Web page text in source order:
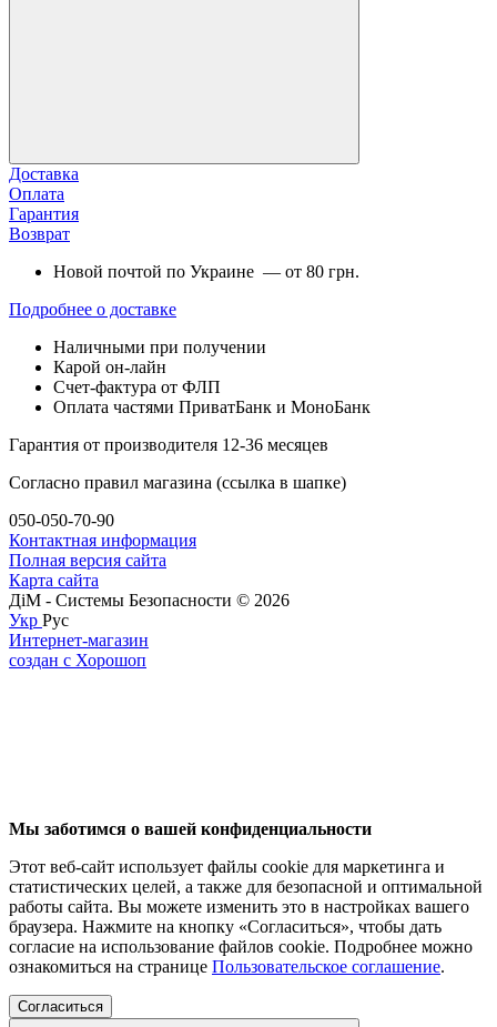
Доставка
Оплата
Гарантия
Возврат
Новой почтой по Украине — от 80 грн.
Подробнее о доставке
Наличными при получении
Карой он-лайн
Счет-фактура от ФЛП
Оплата частями ПриватБанк и МоноБанк
Гарантия от производителя 12-36 месяцев
Согласно правил магазина (ссылка в шапке)
050-050-70-90
Контактная информация
Полная версия сайта
Карта сайта
ДіМ - Системы Безопасности © 2026
Укр Рус
Интернет-магазин
создан с Хорошоп
Мы заботимся о вашей конфиденциальности
Этот веб-сайт использует файлы cookie для маркетинга и
статистических целей, а также для безопасной и оптимальной
работы сайта. Вы можете изменить это в настройках вашего
браузера. Нажмите на кнопку «Согласиться», чтобы дать
согласие на использование файлов cookie. Подробнее можно
ознакомиться на странице Пользовательское соглашение.
Согласиться